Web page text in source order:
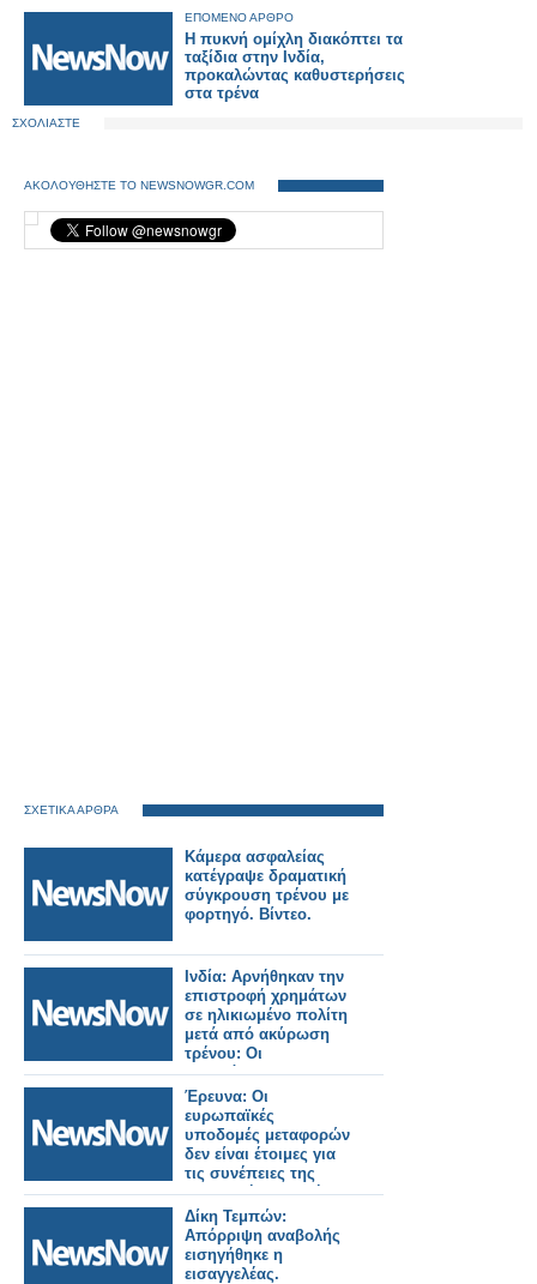
του»
ΕΠΟΜΕΝΟ ΑΡΘΡΟ
Η πυκνή ομίχλη διακόπτει τα
ταξίδια στην Ινδία,
προκαλώντας καθυστερήσεις
στα τρένα
ΣΧΟΛΙΑΣΤΕ
ΑΚΟΛΟΥΘΗΣΤΕ ΤΟ NEWSNOWGR.COM
ΣΧΕΤΙΚΑ ΑΡΘΡΑ
Κάμερα ασφαλείας
κατέγραψε δραματική
σύγκρουση τρένου με
φορτηγό. Βίντεο.
Ινδία: Αρνήθηκαν την
επιστροφή χρημάτων
σε ηλικιωμένο πολίτη
μετά από ακύρωση
τρένου: Οι
σιδηρόδρομοι
διατάχθηκαν να
καταβάλουν
αποζημίωση 25.000
Ρουπίες.
Έρευνα: Οι
ευρωπαϊκές
υποδομές μεταφορών
δεν είναι έτοιμες για
τις συνέπειες της
κλιματικής αλλαγής.
Δίκη Τεμπών:
Απόρριψη αναβολής
εισηγήθηκε η
εισαγγελέας.